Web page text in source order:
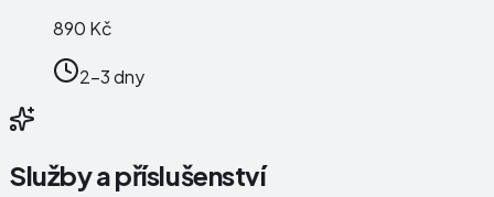
890 Kč
2-3 dny
Služby a příslušenství